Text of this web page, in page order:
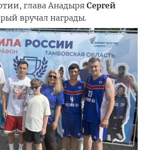
глава Анадыря Сергей
вручал награды.